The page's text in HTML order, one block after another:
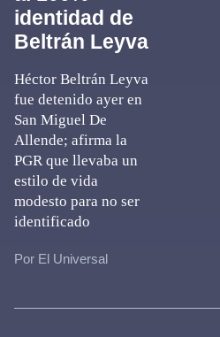
identidad de
Beltrán Leyva
Héctor Beltrán Leyva
fue detenido ayer en
San Miguel De
Allende; afirma la
PGR que llevaba un
estilo de vida
modesto para no ser
identificado
Por El Universal